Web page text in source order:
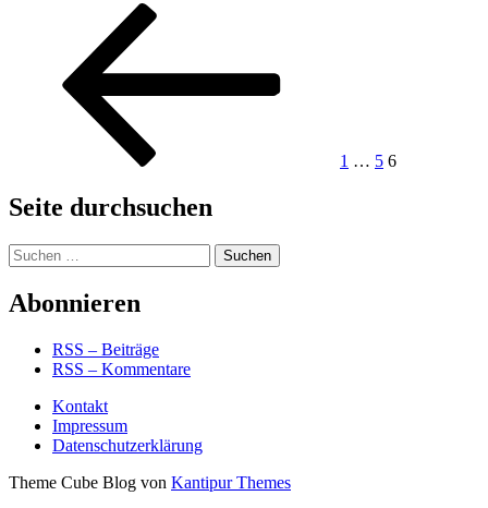
Seitennummerierung
Beiträge
1 … 5 6
Seite durchsuchen
Suchen
nach:
Abonnieren
RSS – Beiträge
RSS – Kommentare
Kontakt
Impressum
Datenschutzerklärung
Theme Cube Blog von Kantipur Themes